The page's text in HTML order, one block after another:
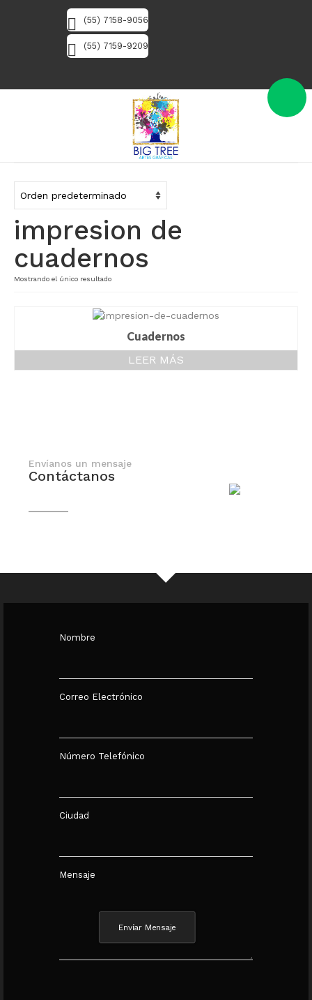
(55) 7158-9056
(55) 7159-9209
impresion de
cuadernos
Mostrando el único resultado
Cuadernos
LEER MÁS
Envíanos un mensaje
Contáctanos
Nombre
Correo Electrónico
Número Telefónico
Ciudad
Mensaje